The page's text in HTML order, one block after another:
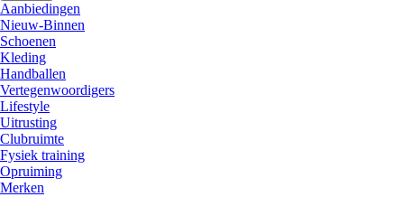
Aanbiedingen
Nieuw-Binnen
Schoenen
Kleding
Handballen
Vertegenwoordigers
Lifestyle
Uitrusting
Clubruimte
Fysiek training
Opruiming
Merken